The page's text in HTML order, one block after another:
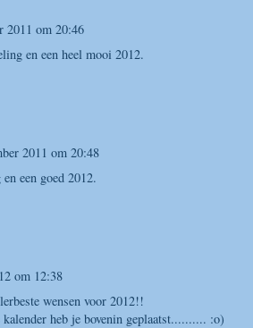
2011 om 20:46
en een heel mooi 2012.
2011 om 20:48
een goed 2012.
om 12:38
wensen voor 2012!!
heb je bovenin geplaatst.......... :o)